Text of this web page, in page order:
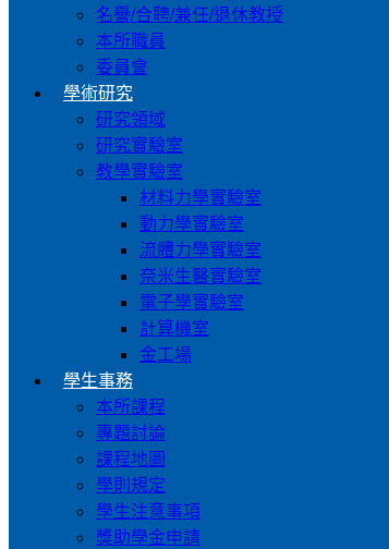
名譽/合聘/兼任/退休教授
本所職員
委員會
學術研究
研究領域
研究實驗室
教學實驗室
材料力學實驗室
動力學實驗室
流體力學實驗室
奈米生醫實驗室
電子學實驗室
計算機室
金工場
學生事務
本所課程
專題討論
課程地圖
學則規定
學生注意事項
獎助學金申請